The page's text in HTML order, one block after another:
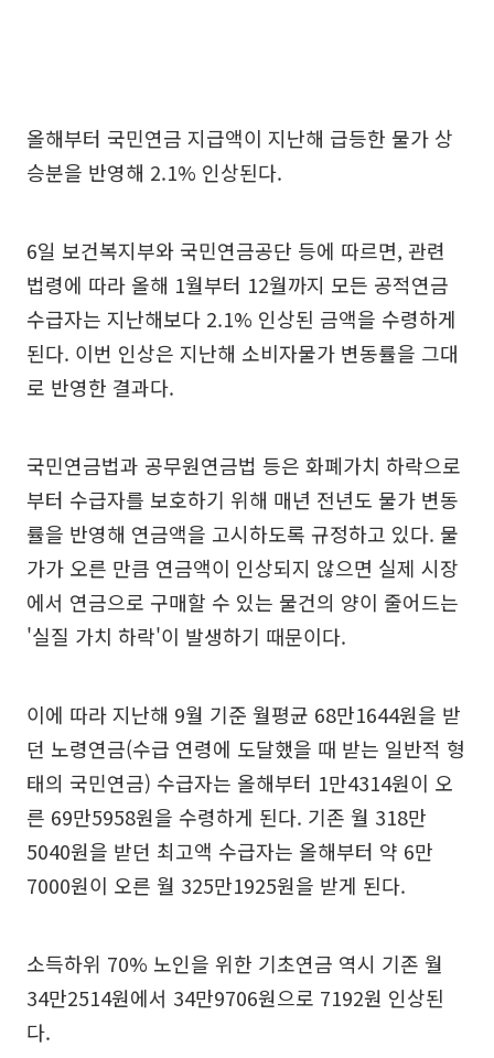
올해부터 국민연금 지급액이 지난해 급등한 물가 상
승분을 반영해 2.1% 인상된다.
6일 보건복지부와 국민연금공단 등에 따르면, 관련
법령에 따라 올해 1월부터 12월까지 모든 공적연금
수급자는 지난해보다 2.1% 인상된 금액을 수령하게
된다. 이번 인상은 지난해 소비자물가 변동률을 그대
로 반영한 결과다.
국민연금법과 공무원연금법 등은 화폐가치 하락으로
부터 수급자를 보호하기 위해 매년 전년도 물가 변동
률을 반영해 연금액을 고시하도록 규정하고 있다. 물
가가 오른 만큼 연금액이 인상되지 않으면 실제 시장
에서 연금으로 구매할 수 있는 물건의 양이 줄어드는
'실질 가치 하락'이 발생하기 때문이다.
이에 따라 지난해 9월 기준 월평균 68만1644원을 받
던 노령연금(수급 연령에 도달했을 때 받는 일반적 형
태의 국민연금) 수급자는 올해부터 1만4314원이 오
른 69만5958원을 수령하게 된다. 기존 월 318만
5040원을 받던 최고액 수급자는 올해부터 약 6만
7000원이 오른 월 325만1925원을 받게 된다.
소득하위 70% 노인을 위한 기초연금 역시 기존 월
34만2514원에서 34만9706원으로 7192원 인상된
다.